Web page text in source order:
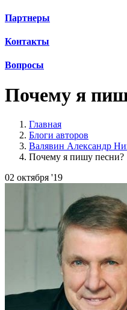
Партнеры
Контакты
Вопросы
Почему я
Главная
Блоги авторов
Валявин Александр
Почему я пишу песни?
02 октября '19